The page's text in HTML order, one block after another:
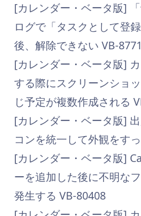
[カレンダー・ベータ版]
ログで「タスクとして登
後、解除できない VB-
[カレンダー・ベータ版]
する際にスクリーンショ
じ予定が複数作成される
[カレンダー・ベータ版]
コンを統一して外観をす
[カレンダー・ベータ版]
ーを追加した後に不明な
発生する VB-80408